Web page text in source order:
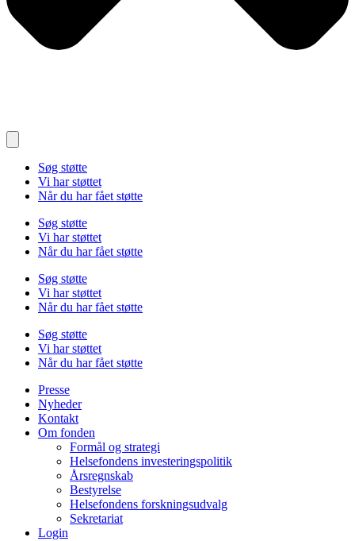
Søg støtte
Vi har støttet
Når du har fået støtte
Søg støtte
Vi har støttet
Når du har fået støtte
Søg støtte
Vi har støttet
Når du har fået støtte
Søg støtte
Vi har støttet
Når du har fået støtte
Presse
Nyheder
Kontakt
Om fonden
Formål og strategi
Helsefondens investeringspolitik
Årsregnskab
Bestyrelse
Helsefondens forskningsudvalg
Sekretariat
Login